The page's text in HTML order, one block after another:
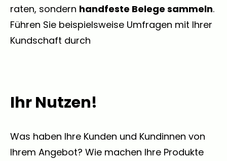
raten, sondern handfeste Belege sammeln.
Führen Sie beispielsweise Umfragen mit Ihrer
Kundschaft durch
Ihr Nutzen!
Was haben Ihre Kunden und Kundinnen von
Ihrem Angebot? Wie machen Ihre Produkte